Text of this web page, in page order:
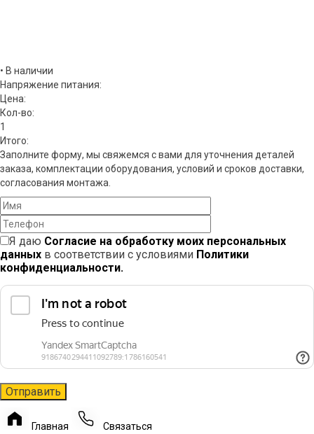
• В наличии
Напряжение питания:
Цена:
Кол-во:
1
Итого:
Заполните форму, мы свяжемся с вами для уточнения деталей
заказа, комплектации оборудования, условий и сроков доставки,
согласования монтажа.
Я даю Согласие на обработку моих персональных
данных в соответствии с условиями Политики
конфиденциальности.
Главная
Связаться